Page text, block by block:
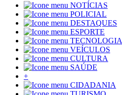
NOTÍCIAS
POLICIAL
DESTAQUES
ESPORTE
TECNOLOGIA
VEÍCULOS
CULTURA
SAÚDE
+
CIDADANIA